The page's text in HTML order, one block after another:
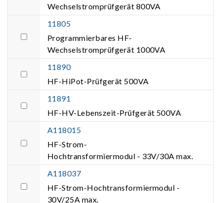
Wechselstromprüfgerät 800VA
11805
Programmierbares HF-
Wechselstromprüfgerät 1000VA
11890
HF-HiPot-Prüfgerät 500VA
11891
HF-HV-Lebenszeit-Prüfgerät 500VA
A118015
HF-Strom-
Hochtransformiermodul - 33V/30A max.
A118037
HF-Strom-Hochtransformiermodul -
30V/25A max.